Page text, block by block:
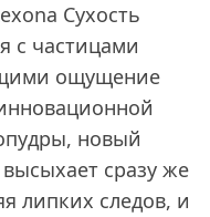
Сухость
с частицами
ощущение
новый
сразу же
липких следов, и